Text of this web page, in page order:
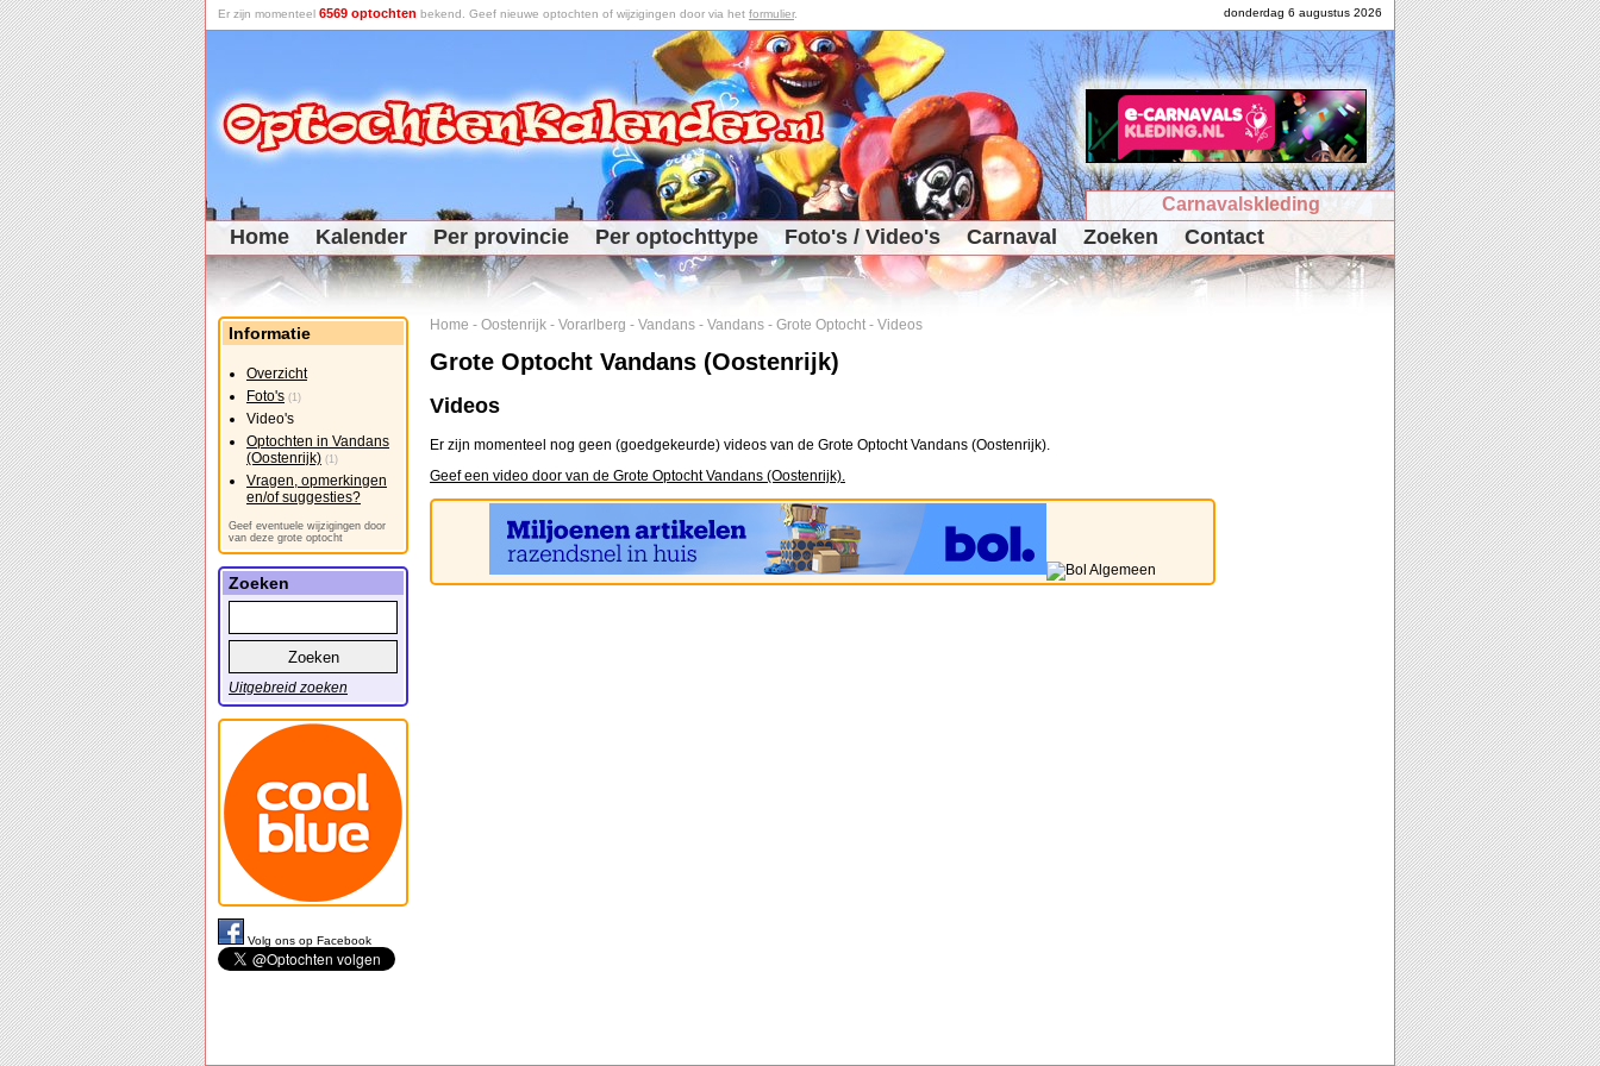
donderdag 6 augustus 2026
Er zijn momenteel 6569 optochten bekend. Geef nieuwe optochten of wijzigingen door via het formulier.
Carnavalskleding
Home Kalender Per provincie Per optochttype Foto's / Video's Carnaval Zoeken Contact
Home - Oostenrijk - Vorarlberg - Vandans - Vandans - Grote Optocht - Videos
Grote Optocht Vandans (Oostenrijk)
Videos
Er zijn momenteel nog geen (goedgekeurde) videos van de Grote Optocht Vandans (Oostenrijk).
Geef een video door van de Grote Optocht Vandans (Oostenrijk).
Informatie
Overzicht
Foto's (1)
Video's
Optochten in Vandans
(Oostenrijk) (1)
Vragen, opmerkingen
en/of suggesties?
Geef eventuele wijzigingen door
van deze grote optocht
Zoeken
Uitgebreid zoeken
Volg ons op Facebook